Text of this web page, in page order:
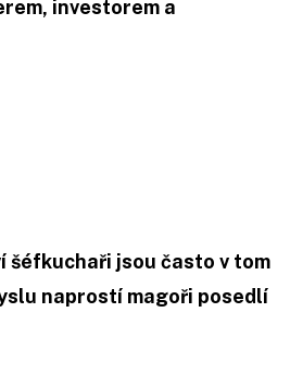
investorem a
šéfkuchaři jsou často v tom
naprostí magoři posedlí